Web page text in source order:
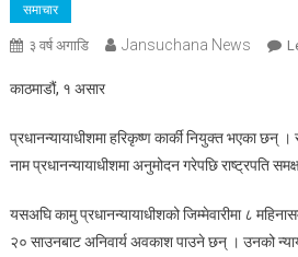
समाचार
३ वर्ष अगाडि Jansuchana News
काठमाडौं, १ असार
प्रधानन्यायाधीशमा हरिकृष्ण कार्की नियुक्त भएका छन्
नाम प्रधानन्यायाधीशमा अनुमोदन गरेपछि राष्ट्रपति
यसअघि कामु प्रधानन्यायाधीशको जिम्मेवारीमा ८
२० साउनबाट अनिवार्य अवकाश पाउने छन् । उनको